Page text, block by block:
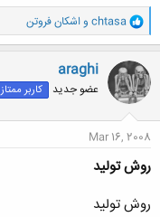
و
ا
ک
ن
ش
ه
ا
chtasa واشکان فروتن
araghi
عضو جدید کاربر ممتاز
Mar 16, 2008
روش توليد
روش توليد